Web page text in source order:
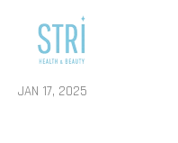
JAN 17, 2025